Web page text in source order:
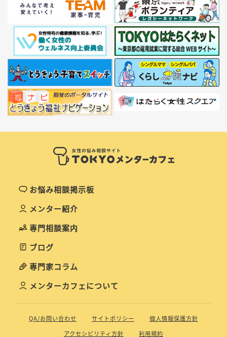
お悩み相談掲示板
メンター紹介
専門相談案内
ブログ
専門家コラム
メンターカフェについて
QA/お問い合わせ サイトポリシー
個人情報保護方針
アクセシビリティ方針
利用規約